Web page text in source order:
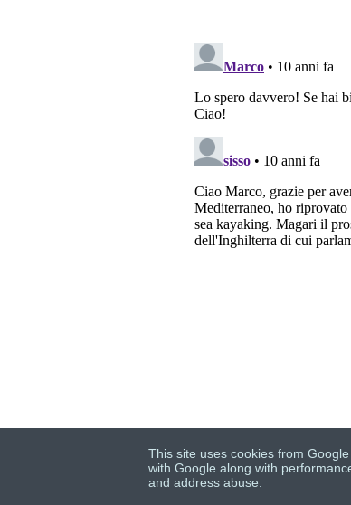
This site uses cookies from
with Google along with
and address abuse.